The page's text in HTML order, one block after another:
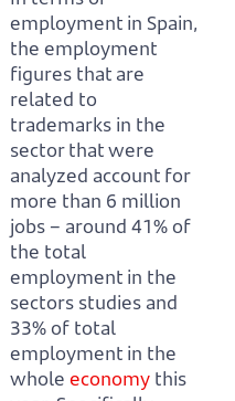
employment in Spain,
the employment
figures that are
related to
trademarks in the
sector that were
analyzed account for
more than 6 million
jobs – around 41% of
the total
employment in the
sectors studies and
33% of total
employment in the
whole economy this